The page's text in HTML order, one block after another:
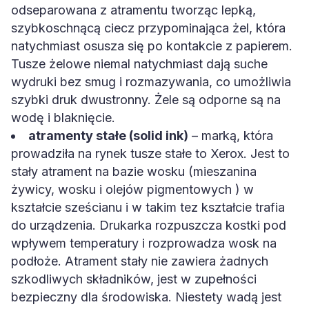
odseparowana z atramentu tworząc lepką,
szybkoschnącą ciecz przypominająca żel, która
natychmiast osusza się po kontakcie z papierem.
Tusze żelowe niemal natychmiast dają suche
wydruki bez smug i rozmazywania, co umożliwia
szybki druk dwustronny. Żele są odporne są na
wodę i blaknięcie.
atramenty stałe (solid ink) – marką, która
prowadziła na rynek tusze stałe to Xerox. Jest to
stały atrament na bazie wosku (mieszanina
żywicy, wosku i olejów pigmentowych ) w
kształcie sześcianu i w takim tez kształcie trafia
do urządzenia. Drukarka rozpuszcza kostki pod
wpływem temperatury i rozprowadza wosk na
podłoże. Atrament stały nie zawiera żadnych
szkodliwych składników, jest w zupełności
bezpieczny dla środowiska. Niestety wadą jest